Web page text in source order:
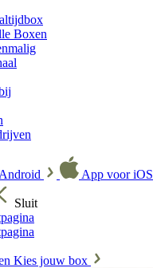
Boxen
App voor iOS
Sluit
Kies jouw box